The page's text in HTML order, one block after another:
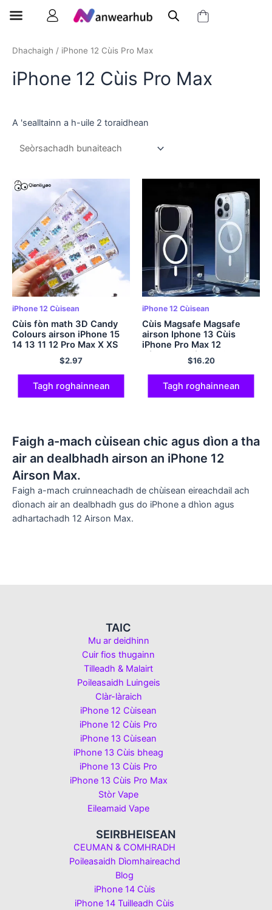
Dhachaigh / iPhone 12 Cùis Pro Max
iPhone 12 Cùis Pro Max
A 'sealltainn a h-uile 2 toraidhean
iPhone 12 Cùisean
Cùis fòn math 3D Candy
Colours airson iPhone 15
14 13 11 12 Pro Max X XS
Max XR 8 7 tuilleadh Se
2020 Còmhdach bog
glitter
$2.97
Tagh roghainnean
iPhone 12 Cùisean
Cùis Magsafe Magsafe
airson Iphone 13 Cùis
iPhone Pro Max 12
Còmhdach fòn Mini Edge
Edge 11 Cìs gun uèir X
$16.20
Tagh roghainnean
Faigh a-mach cùisean chic agus dìon a tha
air an dealbhadh airson an iPhone 12
Airson Max.
Faigh a-mach cruinneachadh de chùisean eireachdail ach
dìonach air an dealbhadh gus do iPhone a dhìon agus
adhartachadh 12 Airson Max.
TAIC
Mu ar deidhinn
Cuir fios thugainn
Tilleadh & Malairt
Poileasaidh Luingeis
Clàr-làraich
iPhone 12 Cùisean
iPhone 12 Cùis Pro
iPhone 13 Cùisean
iPhone 13 Cùis bheag
iPhone 13 Cùis Pro
iPhone 13 Cùis Pro Max
Stòr Vape
Eileamaid Vape
SEIRBHEISEAN
CEUMAN & COMHRADH
Poileasaidh Dìomhaireachd
Blog
iPhone 14 Cùis
iPhone 14 Tuilleadh Cùis